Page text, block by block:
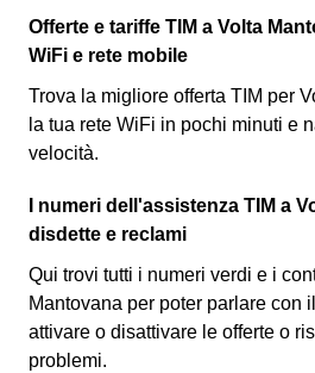
Offerte e tariffe TIM a Volta
WiFi e rete mobile
Trova la migliore offerta TIM per
la tua rete WiFi in pochi minuti e
velocità.
I numeri dell'assistenza TIM a
disdette e reclami
Qui trovi tutti i numeri verdi e i
Mantovana per poter parlare con
attivare o disattivare le offerte o
problemi.